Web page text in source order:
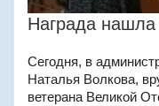
Награда нашла
Сегодня, в
Наталья Волкова,
ветерана Великой